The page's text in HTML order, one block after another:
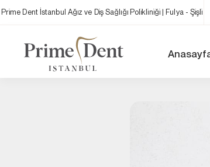
Prime Dent İstanbul Ağız ve Diş Sağlığı Polikliniği | Fulya - Şişli